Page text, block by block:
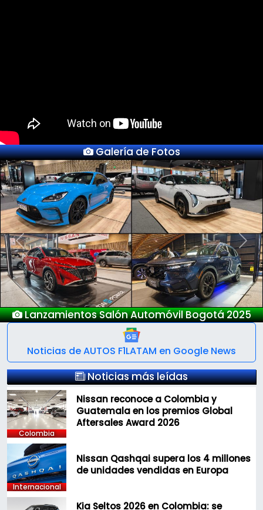
Galería de Fotos
Lanzamientos Salón Automóvil Bogotá 2025
Previous Next
Noticias de AUTOS F1LATAM en Google News
Noticias más leídas
Colombia
Nissan reconoce a Colombia y
Guatemala en los premios Global
Aftersales Award 2026
Internacional
Nissan Qashqai supera los 4 millones
de unidades vendidas en Europa
Kia Seltos 2026 en Colombia: se